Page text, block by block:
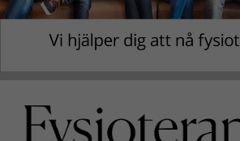
innehållet